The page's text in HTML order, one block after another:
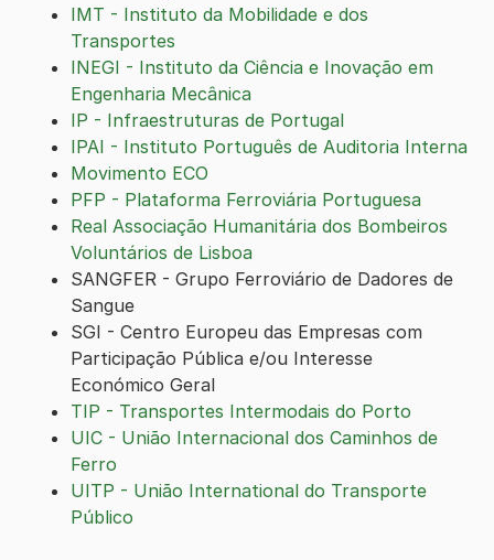
IMT - Instituto da Mobilidade e dos
Transportes
INEGI - Instituto da Ciência e Inovação em
Engenharia Mecânica
IP - Infraestruturas de Portugal
IPAI - Instituto Português de Auditoria Interna
Movimento ECO
PFP - Plataforma Ferroviária Portuguesa
Real Associação Humanitária dos Bombeiros
Voluntários de Lisboa
SANGFER - Grupo Ferroviário de Dadores de
Sangue
SGI - Centro Europeu das Empresas com
Participação Pública e/ou Interesse
Económico Geral
TIP - Transportes Intermodais do Porto
UIC - União Internacional dos Caminhos de
Ferro
UITP - União International do Transporte
Público